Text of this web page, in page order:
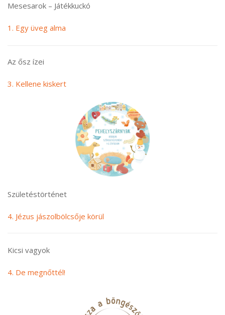
Mesesarok – Játékkuckó
1. Egy üveg alma
Az ősz ízei
3. Kellene kiskert
Születéstörténet
4. Jézus jászolbölcsője körül
Kicsi vagyok
4. De megnőttél!